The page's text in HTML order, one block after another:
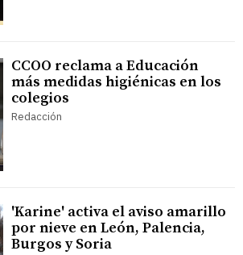
CCOO reclama a Educación
más medidas higiénicas en los
colegios
Redacción
'Karine' activa el aviso amarillo
por nieve en León, Palencia,
Burgos y Soria